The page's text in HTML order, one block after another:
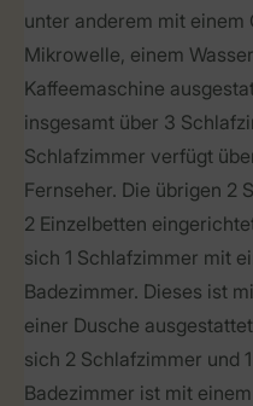
unter anderem mit einem
Mikrowelle, einem
Kaffeemaschine
insgesamt über 3
Schlafzimmer verfügt
Fernseher. Die übrigen 2
2 Einzelbetten
sich 1 Schlafzimmer mit
Badezimmer. Dieses ist
einer Dusche
sich 2 Schlafzimmer und
Badezimmer ist mit